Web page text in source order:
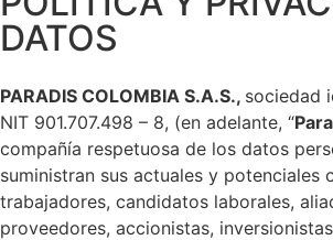
DATOS
PARADIS COLOMBIA S.A.S., sociedad
NIT 901.707.498 – 8, (en adelante, “
compañía respetuosa de los datos
suministran sus actuales y potenciales
trabajadores, candidatos laborales,
proveedores, accionistas,